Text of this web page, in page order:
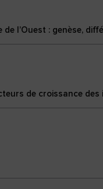
l’Ouest : genèse,
de croissance